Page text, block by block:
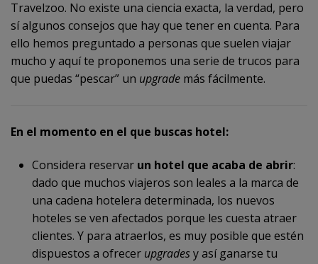
Travelzoo. No existe una ciencia exacta, la verdad, pero
sí algunos consejos que hay que tener en cuenta. Para
ello hemos preguntado a personas que suelen viajar
mucho y aquí te proponemos una serie de trucos para
que puedas “pescar” un upgrade más fácilmente.
En el momento en el que buscas hotel:
Considera reservar un hotel que acaba de abrir:
dado que muchos viajeros son leales a la marca de
una cadena hotelera determinada, los nuevos
hoteles se ven afectados porque les cuesta atraer
clientes. Y para atraerlos, es muy posible que estén
dispuestos a ofrecer upgradesy así ganarse tu